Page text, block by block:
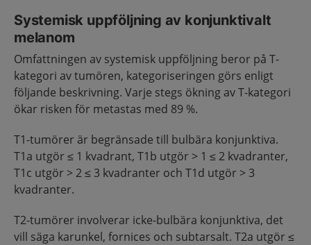
Systemisk uppföljning av konjunktivalt
melanom
Omfattningen av systemisk uppföljning beror på T-
kategori av tumören, kategoriseringen görs enligt
följande beskrivning. Varje stegs ökning av T-kategori
ökar risken för metastas med 89 %.
T1-tumörer är begränsade till bulbära konjunktiva.
T1a utgör ≤ 1 kvadrant, T1b utgör > 1 ≤ 2 kvadranter,
T1c utgör > 2 ≤ 3 kvadranter och T1d utgör > 3
kvadranter.
T2-tumörer involverar icke-bulbära konjunktiva, det
vill säga karunkel, fornices och subtarsalt. T2a utgör ≤